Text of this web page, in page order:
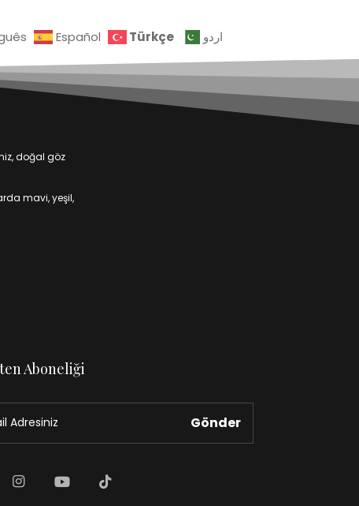
Español Türkçe اردو
doğal göz
mavi, yeşil,
Aboneliği
Gönder